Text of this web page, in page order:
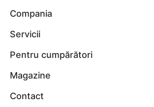
Compania
Servicii
Pentru cumpărători
Magazine
Contact